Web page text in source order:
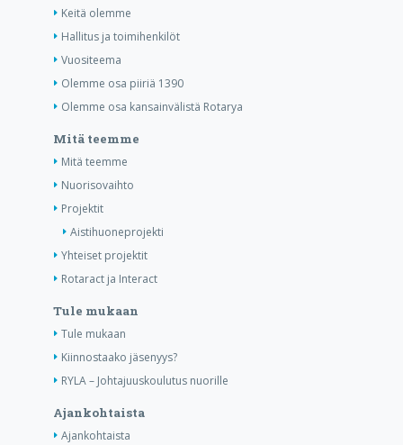
Keitä olemme
Hallitus ja toimihenkilöt
Vuositeema
Olemme osa piiriä 1390
Olemme osa kansainvälistä Rotarya
Mitä teemme
Mitä teemme
Nuorisovaihto
Projektit
Aistihuoneprojekti
Yhteiset projektit
Rotaract ja Interact
Tule mukaan
Tule mukaan
Kiinnostaako jäsenyys?
RYLA – Johtajuuskoulutus nuorille
Ajankohtaista
Ajankohtaista